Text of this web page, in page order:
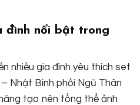
đình nổi bật trong
nhiều gia đình yêu thích set
Nhật Bình phối Ngũ Thân
tạo nên tổng thể ảnh